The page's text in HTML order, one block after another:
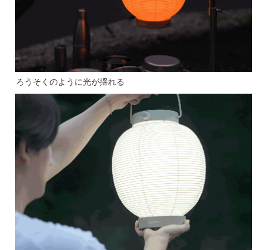
ろうそくのように光が揺れる